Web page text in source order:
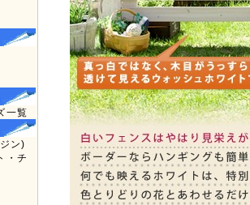
一覧
ン)
・チ